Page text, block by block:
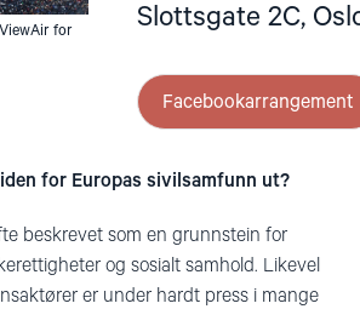
for
Slottsgate 2C,
Facebookarrangement
for Europas sivilsamfunn ut?
beskrevet som en grunnstein for
og sosialt samhold. Likevel
er under hardt press i mange